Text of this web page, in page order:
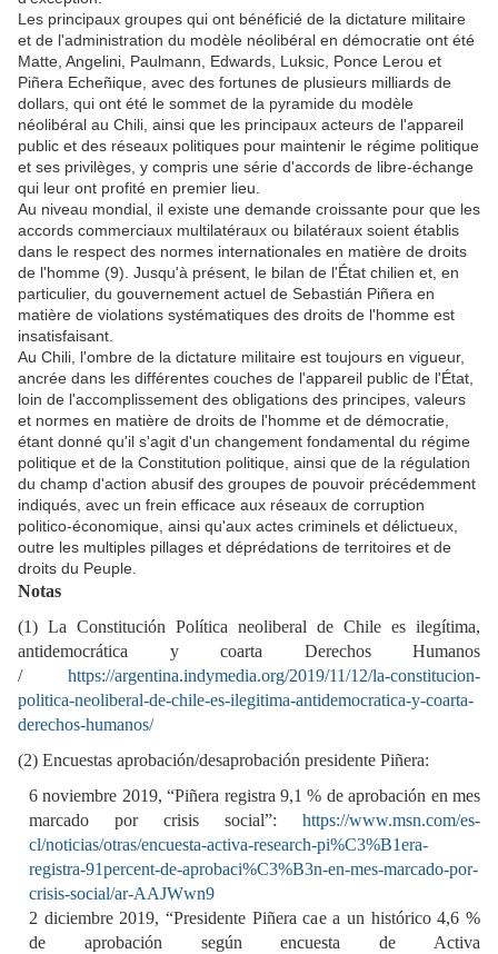
Les principaux groupes qui ont bénéficié de la dictature militaire
et de l'administration du modèle néolibéral en démocratie ont été
Matte, Angelini, Paulmann, Edwards, Luksic, Ponce Lerou et
Piñera Echeñique, avec des fortunes de plusieurs milliards de
dollars, qui ont été le sommet de la pyramide du modèle
néolibéral au Chili, ainsi que les principaux acteurs de l'appareil
public et des réseaux politiques pour maintenir le régime politique
et ses privilèges, y compris une série d'accords de libre-échange
qui leur ont profité en premier lieu.
Au niveau mondial, il existe une demande croissante pour que les
accords commerciaux multilatéraux ou bilatéraux soient établis
dans le respect des normes internationales en matière de droits
de l'homme (9). Jusqu'à présent, le bilan de l'État chilien et, en
particulier, du gouvernement actuel de Sebastián Piñera en
matière de violations systématiques des droits de l'homme est
insatisfaisant.
Au Chili, l'ombre de la dictature militaire est toujours en vigueur,
ancrée dans les différentes couches de l'appareil public de l'État,
loin de l'accomplissement des obligations des principes, valeurs
et normes en matière de droits de l'homme et de démocratie,
étant donné qu'il s'agit d'un changement fondamental du régime
politique et de la Constitution politique, ainsi que de la régulation
du champ d'action abusif des groupes de pouvoir précédemment
indiqués, avec un frein efficace aux réseaux de corruption
politico-économique, ainsi qu'aux actes criminels et délictueux,
outre les multiples pillages et déprédations de territoires et de
droits du Peuple.
Notas
(1) La Constitución Política neoliberal de Chile es ilegítima,
antidemocrática y coarta Derechos Humanos
/ https://argentina.indymedia.org/2019/11/12/la-constitucion-
politica-neoliberal-de-chile-es-ilegitima-antidemocratica-y-coarta-
derechos-humanos/
(2) Encuestas aprobación/desaprobación presidente Piñera:
6 noviembre 2019, “Piñera registra 9,1 % de aprobación en mes
marcado por crisis social”: https://www.msn.com/es-
cl/noticias/otras/encuesta-activa-research-pi%C3%B1era-
registra-91percent-de-aprobaci%C3%B3n-en-mes-marcado-por-
crisis-social/ar-AAJWwn9
2 diciembre 2019, “Presidente Piñera cae a un histórico 4,6 %
de aprobación según encuesta de Activa